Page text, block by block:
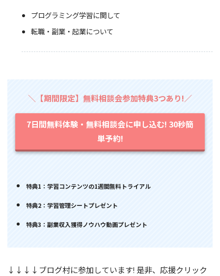
プログラミング学習に関して
転職・副業・起業について
＼【期間限定】無料相談会参加特典3つあり!／
7日間無料体験・無料相談会に申し込む! 30秒簡
単予約!
特典1：学習コンテンツの1週間無料トライアル
特典2：学習管理シートプレゼント
特典3：副業収入獲得ノウハウ動画プレゼント
↓↓↓↓ブログ村に参加しています! 是非、応援クリック